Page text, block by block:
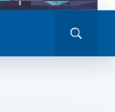
busca